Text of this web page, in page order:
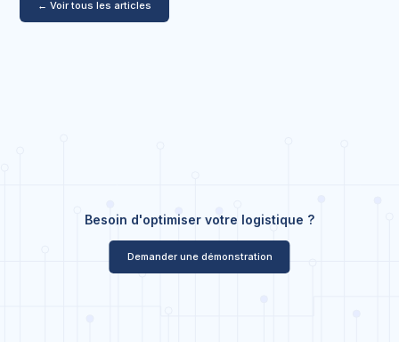
← Voir tous les articles
Besoin d'optimiser votre logistique ?
Demander une démonstration